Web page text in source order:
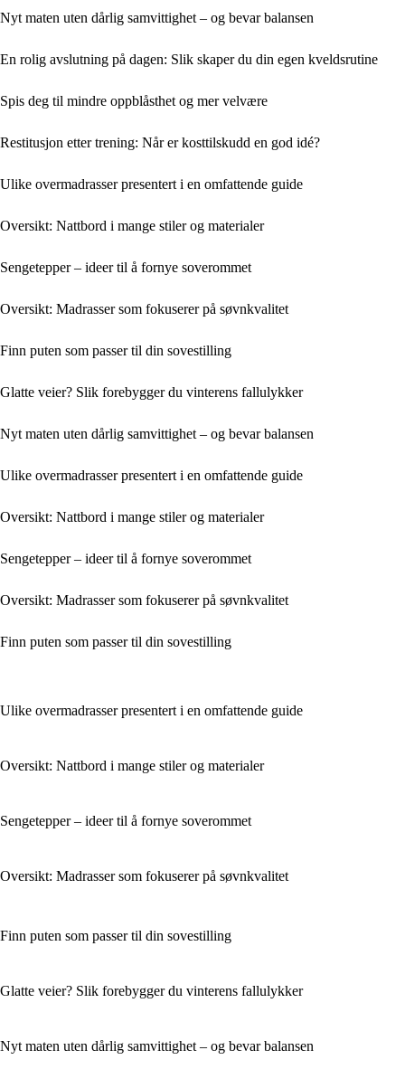
Nyt maten uten dårlig samvittighet – og bevar balansen
En rolig avslutning på dagen: Slik skaper du din egen kveldsrutine
Spis deg til mindre oppblåsthet og mer velvære
Restitusjon etter trening: Når er kosttilskudd en god idé?
Ulike overmadrasser presentert i en omfattende guide
Oversikt: Nattbord i mange stiler og materialer
Sengetepper – ideer til å fornye soverommet
Oversikt: Madrasser som fokuserer på søvnkvalitet
Finn puten som passer til din sovestilling
Glatte veier? Slik forebygger du vinterens fallulykker
Nyt maten uten dårlig samvittighet – og bevar balansen
Ulike overmadrasser presentert i en omfattende guide
Oversikt: Nattbord i mange stiler og materialer
Sengetepper – ideer til å fornye soverommet
Oversikt: Madrasser som fokuserer på søvnkvalitet
Finn puten som passer til din sovestilling
Ulike overmadrasser presentert i en omfattende guide
Oversikt: Nattbord i mange stiler og materialer
Sengetepper – ideer til å fornye soverommet
Oversikt: Madrasser som fokuserer på søvnkvalitet
Finn puten som passer til din sovestilling
Glatte veier? Slik forebygger du vinterens fallulykker
Nyt maten uten dårlig samvittighet – og bevar balansen